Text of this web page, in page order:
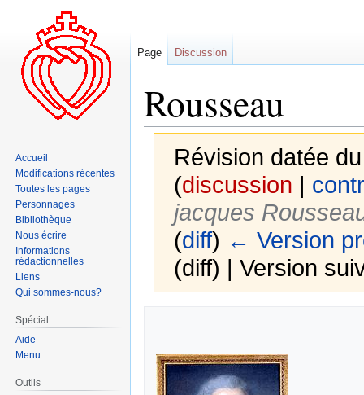
Rousseau
Révision datée
(discussion |
jacques
(diff) ← Version
(diff) | Version
navigation
recherche
Page Discussion
Accueil
Modifications récentes
Toutes les pages
Personnages
Bibliothèque
Nous écrire
Informations
rédactionnelles
Liens
Qui sommes-nous?
Spécial
Aide
Menu
Outils